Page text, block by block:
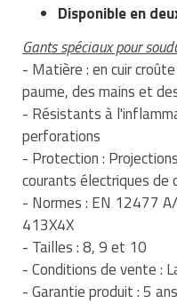
Matériel de fitness
Matériel de
Vêtement sportif
Robinetterie
Rôtisserie
Sautause
Table de cuisson
Tables de préparation
Ustensile de cuisine
Vaisselle restaurant
Disponible en
Gants spéciaux pour
- Matière : en cuir
paume, des mains et
- Résistants à
perforations
- Protection :
courants électriques de
- Normes : EN 12477
413X4X
- Tailles : 8, 9 et 10
- Conditions de vente :
- Garantie produit : 5 ans